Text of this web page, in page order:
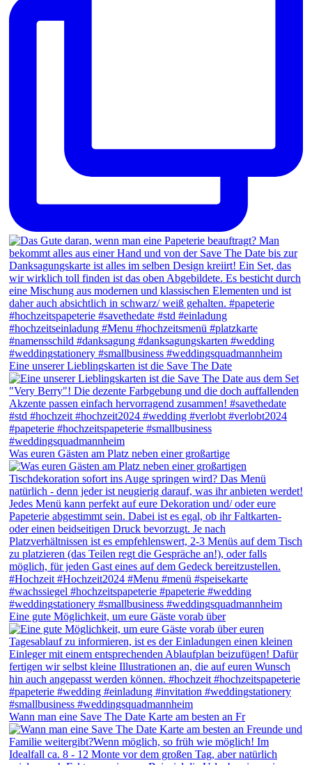
Eine unserer Lieblingskarten ist die Save The Date
Was euren Gästen am Platz neben einer großartige
Eine gute Möglichkeit, um eure Gäste vorab über
Wann man eine Save The Date Karte am besten an Fr